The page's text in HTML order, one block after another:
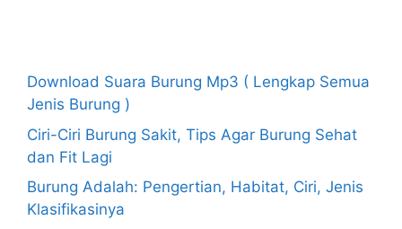
Download Suara Burung Mp3 ( Lengkap Semua
Jenis Burung )
Ciri-Ciri Burung Sakit, Tips Agar Burung Sehat
dan Fit Lagi
Burung Adalah: Pengertian, Habitat, Ciri, Jenis
Klasifikasinya